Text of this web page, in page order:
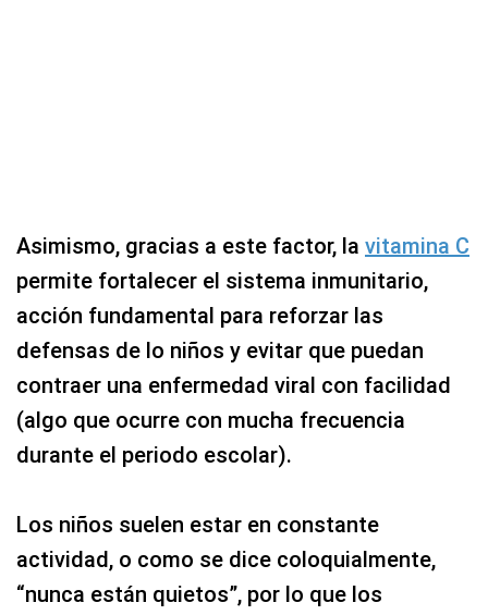
Asimismo, gracias a este factor, la vitamina C
permite fortalecer el sistema inmunitario,
acción fundamental para reforzar las
defensas de lo niños y evitar que puedan
contraer una enfermedad viral con facilidad
(algo que ocurre con mucha frecuencia
durante el periodo escolar).
Los niños suelen estar en constante
actividad, o como se dice coloquialmente,
“nunca están quietos”, por lo que los